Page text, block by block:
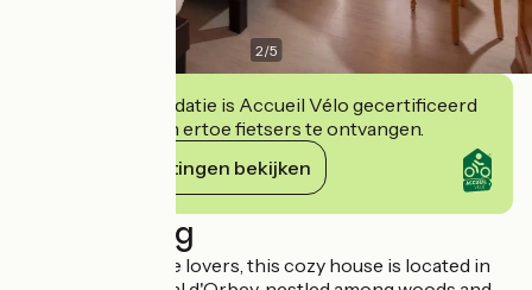
2/5
Deze accommodatie is Accueil Vélo gecertificeerd
en verbindt zich ertoe fietsers te ontvangen.
Haar verplichtingen bekijken
Beschrijving
A haven for nature lovers, this cozy house is located in